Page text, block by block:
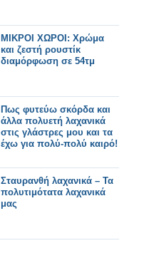
ΜΙΚΡΟΙ ΧΩΡΟΙ: Χρώμα
και ζεστή ρουστίκ
διαμόρφωση σε 54τμ
Πως φυτεύω σκόρδα και
άλλα πολυετή λαχανικά
στις γλάστρες μου και τα
έχω για πολύ-πολύ καιρό!
Σταυρανθή λαχανικά – Τα
πολυτιμότατα λαχανικά
μας